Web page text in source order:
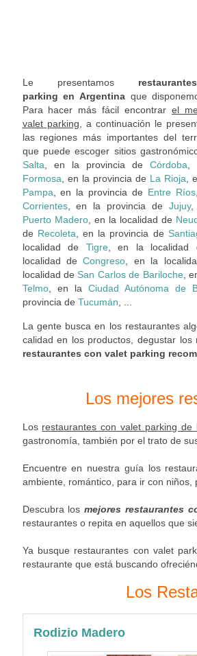
Le presentamos
parking en Argentina que
Para hacer más fácil encontrarel
valet parking , a continuación le
las regiones más importantes del
que puede escoger sitios
Salta , en la provincia de Córdoba
Formosa , en la provincia de La Rioja ,
Pampa , en la provincia de Entre Ríos
Corrientes, en la provincia deJujuy,
Puerto Madero, en la localidad de
de Recoleta , en la provincia de
localidad de Tigre, en la localidad
localidad deCongreso , en la
localidad de San Carlos de Bariloche,
Telmo, en la Ciudad Autónoma de
provincia de Tucumán
La gente busca en los restaurantes
calidad en los productos, degustar
restaurantes con valet parking
Los mejores
Los restaurantes con valet parking de
gastronomía, también por el trato de
Encuentre en nuestra guía los
ambiente, romántico, para ir con niños,
Descubra los mejores restaurantes
restaurantes o repita en aquellos que
Ya busque restaurantes con valet
restaurante que está buscando
Los
Rodizio Madero